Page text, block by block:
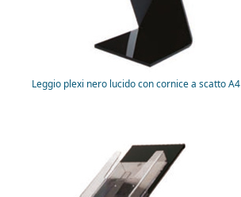
Leggio plexi nero lucido con cornice a scatto A4